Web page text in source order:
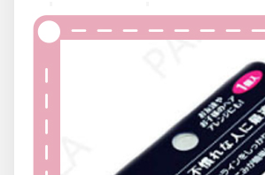
旅行實用好物